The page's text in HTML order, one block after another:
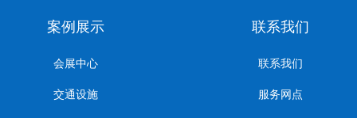
案例展示
会展中心
交通设施
联系我们
联系我们
服务网点